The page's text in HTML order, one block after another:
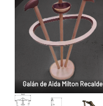
Galán de Aida Milton Recalde